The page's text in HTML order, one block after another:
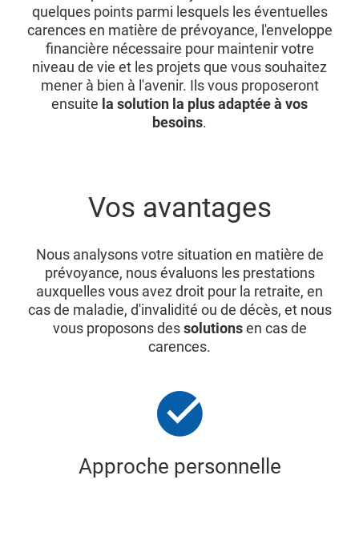
quelques points parmi lesquels les éventuelles
carences en matière de prévoyance, l'enveloppe
financière nécessaire pour maintenir votre
niveau de vie et les projets que vous souhaitez
mener à bien à l'avenir. Ils vous proposeront
ensuite la solution la plus adaptée à vos
besoins.
Vos avantages
Nous analysons votre situation en matière de
prévoyance, nous évaluons les prestations
auxquelles vous avez droit pour la retraite, en
cas de maladie, d'invalidité ou de décès, et nous
vous proposons dessolutionsen cas de
carences.
Approche personnelle